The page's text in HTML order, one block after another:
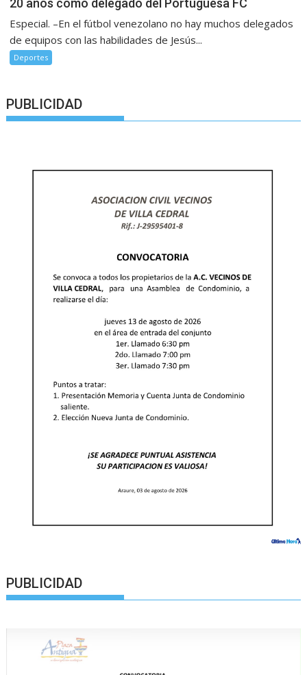
20 años como delegado del Portuguesa FC
Especial. –En el fútbol venezolano no hay muchos delegados
de equipos con las habilidades de Jesús...
Deportes
PUBLICIDAD
PUBLICIDAD